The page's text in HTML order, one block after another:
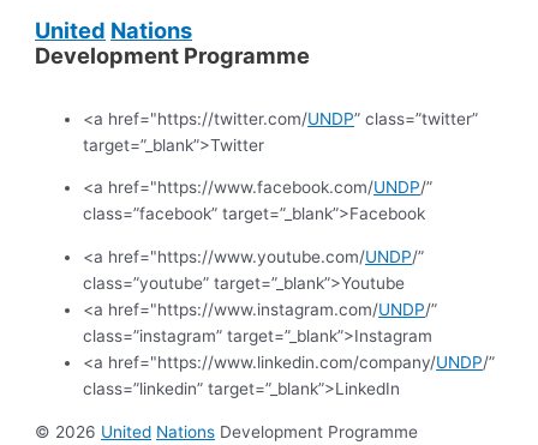
United Nations
Development Programme
<a href="https://twitter.com/UNDP” class=”twitter”
target=”_blank”>Twitter
<a href="https://www.facebook.com/UNDP/”
class=”facebook” target=”_blank”>Facebook
<a href="https://www.youtube.com/UNDP/”
class=”youtube” target=”_blank”>Youtube
<a href="https://www.instagram.com/UNDP/”
class=”instagram” target=”_blank”>Instagram
<a href="https://www.linkedin.com/company/UNDP/”
class=”linkedin” target=”_blank”>LinkedIn
© 2026 United Nations Development Programme